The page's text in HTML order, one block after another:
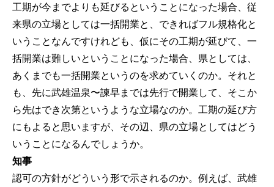
工期が今までよりも延びるということになった場合、従
来県の立場としては一括開業と、できればフル規格化と
いうことなんですけれども、仮にその工期が延びて、一
括開業は難しいということになった場合、県としては、
あくまでも一括開業というのを求めていくのか。それと
も、先に武雄温泉〜諫早までは先行で開業して、そこか
ら先はでき次第というような立場なのか。工期の延び方
にもよると思いますが、その辺、県の立場としてはどう
いうことになるんでしょうか。
知事
認可の方針がどういう形で示されるのか。例えば、武雄